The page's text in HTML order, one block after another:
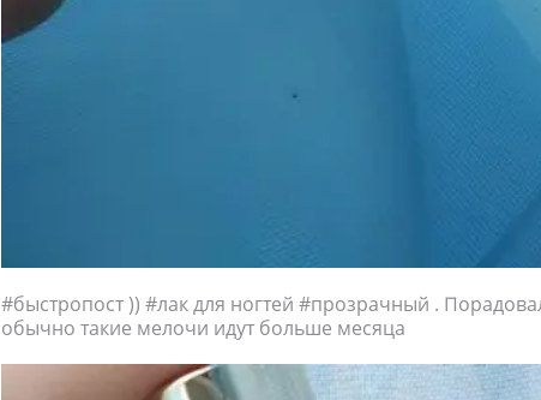
#быстропост )) #лак для ногтей #прозрачный .
обычно такие мелочи идут больше месяца